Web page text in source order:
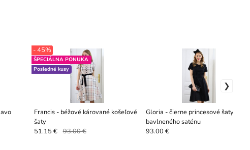
Francis - béžové kárované košeľové
šaty
ŠPECIÁLNA PONUKA
Posledné kusy
- 45%
51.15 € 93.00 €
Gloria - čierne princesové šaty z
bavlneného saténu
93.00 €